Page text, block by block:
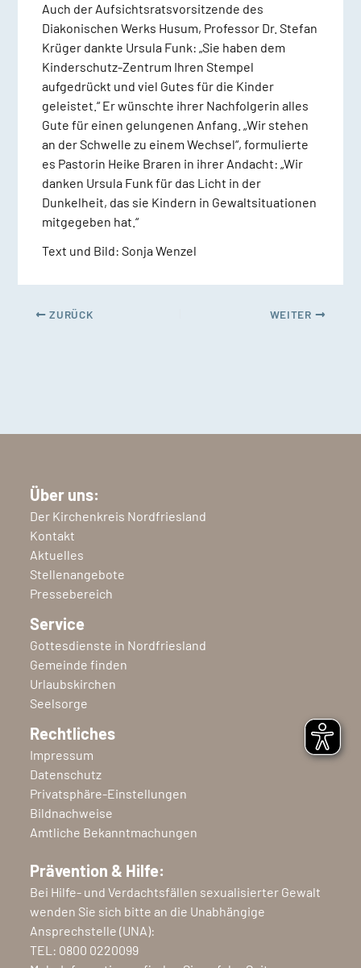
Auch der Aufsichtsratsvorsitzende des
Diakonischen Werks Husum, Professor Dr. Stefan
Krüger dankte Ursula Funk: „Sie haben dem
Kinderschutz-Zentrum Ihren Stempel
aufgedrückt und viel Gutes für die Kinder
geleistet.“ Er wünschte ihrer Nachfolgerin alles
Gute für einen gelungenen Anfang. „Wir stehen
an der Schwelle zu einem Wechsel“, formulierte
es Pastorin Heike Braren in ihrer Andacht: „Wir
danken Ursula Funk für das Licht in der
Dunkelheit, das sie Kindern in Gewaltsituationen
mitgegeben hat.“
Text und Bild: Sonja Wenzel
ZURÜCK WEITER
Über uns:
Der Kirchenkreis Nordfriesland
Kontakt
Aktuelles
Stellenangebote
Pressebereich
Service
Gottesdienste in Nordfriesland
Gemeinde finden
Urlaubskirchen
Seelsorge
Rechtliches
Impressum
Datenschutz
Privatsphäre-Einstellungen
Bildnachweise
Amtliche Bekanntmachungen
Prävention & Hilfe:
Bei Hilfe- und Verdachtsfällen sexualisierter Gewalt
wenden Sie sich bitte an die Unabhängige
Ansprechstelle (UNA):
TEL: 0800 0220099